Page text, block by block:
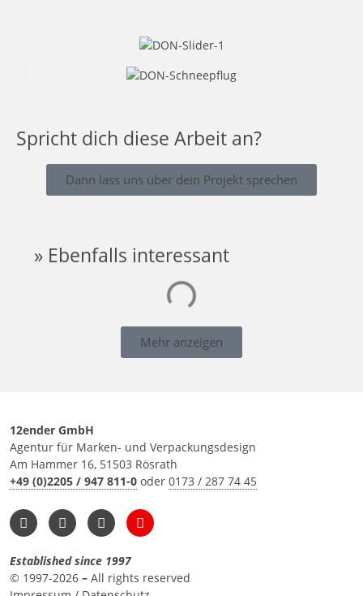
Spricht dich diese Arbeit an?
Dann lass uns über dein Projekt sprechen
» Ebenfalls interessant
Mehr anzeigen
12ender GmbH
Agentur für Marken- und Verpackungsdesign
Am Hammer 16, 51503 Rösrath
+49 (0)2205 / 947 811-0 oder 0173 / 287 74 45
Established since 1997
© 1997-2026 – All rights reserved